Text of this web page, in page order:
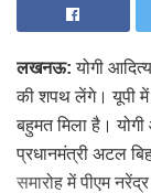
लखनऊ: योगी
की शपथ लेंगे। यूपी में
बहुमत मिला है।
प्रधानमंत्री अटल
समारोह में पीएम